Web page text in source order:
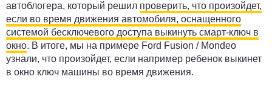
автоблогера, который решил проверить, что произойдет,
если во время движения автомобиля, оснащенного
системой бесключевого доступа выкинуть смарт-ключ в
окно. В итоге, мы на примере Ford Fusion / Mondeo
узнали, что произойдет, если например ребенок выкинет
в окно ключ машины во время движения.